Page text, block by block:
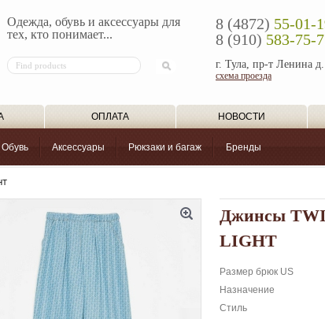
Одежда, обувь и аксессуары для
тех, кто понимает...
8 (4872) 55-01-
8 (910) 583-75-
г. Тула, пр-т Ленина
схема проезда
ОПЛАТА НОВОСТИ
Обувь Аксессуары Рюкзаки и багаж Бренды
Джинсы
LIGHT
Размер брюк US
Назначение
Стиль